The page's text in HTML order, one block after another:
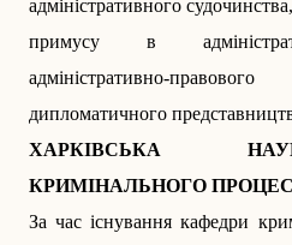
адміністративного
примусу в
адміністративно-
дипломатичного
ХАРКІВСЬКА
КРИМІНАЛЬНОГО
За час існування кафедри